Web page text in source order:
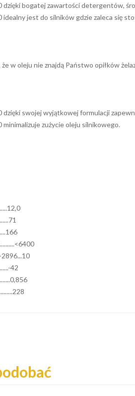
bogatej zawartości detergentów,
jest do silników gdzie zaleca się
w oleju nie znajdą Państwo opiłków
swojej wyjątkowej formulacji
zużycie oleju silnikowego.
42